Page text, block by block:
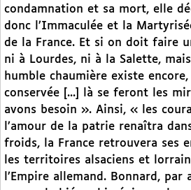
condamnation et sa mort, elle
donc l’Immaculée et la
de la France. Et si on doit faire
ni à Lourdes, ni à la Salette,
humble chaumière existe
conservée [...] là se feront les
avons besoin ». Ainsi, « les
l’amour de la patrie renaîtra
froids, la France retrouvera ses
les territoires alsaciens et
l’Empire allemand. Bonnard,